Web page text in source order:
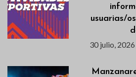
usuarias/
30 julio, 2026